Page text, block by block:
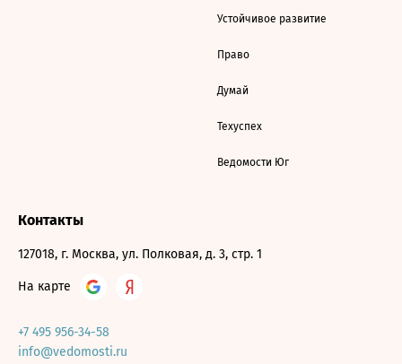
Устойчивое развитие
Право
Думай
Техуспех
Ведомости Юг
Контакты
127018, г. Москва, ул. Полковая, д. 3, стр. 1
На карте
+7 495 956-34-58
info@vedomosti.ru